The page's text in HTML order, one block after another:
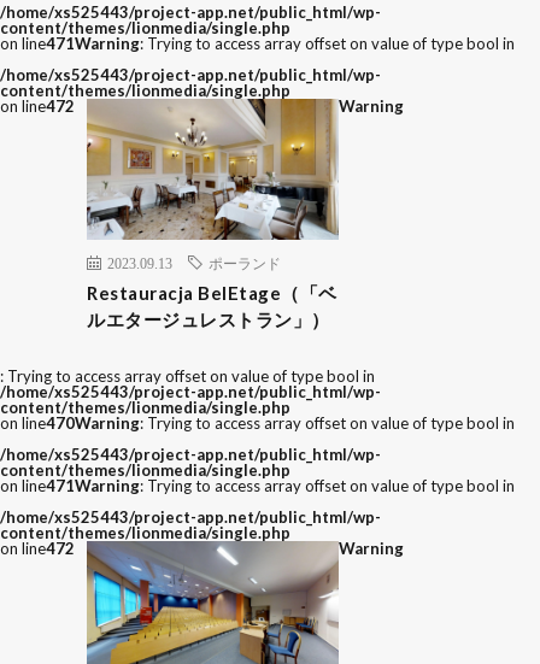
/home/xs525443/project-app.net/public_html/wp-
content/themes/lionmedia/single.php
on line471Warning: Trying to access array offset on value of type bool in
/home/xs525443/project-app.net/public_html/wp-
content/themes/lionmedia/single.php
on line472
2023.09.13 ポーランド
Restauracja BelEtage（「ベ
ルエタージュレストラン」）
Warning
: Trying to access array offset on value of type bool in
/home/xs525443/project-app.net/public_html/wp-
content/themes/lionmedia/single.php
on line470Warning: Trying to access array offset on value of type bool in
/home/xs525443/project-app.net/public_html/wp-
content/themes/lionmedia/single.php
on line471Warning: Trying to access array offset on value of type bool in
/home/xs525443/project-app.net/public_html/wp-
content/themes/lionmedia/single.php
on line472 Warning